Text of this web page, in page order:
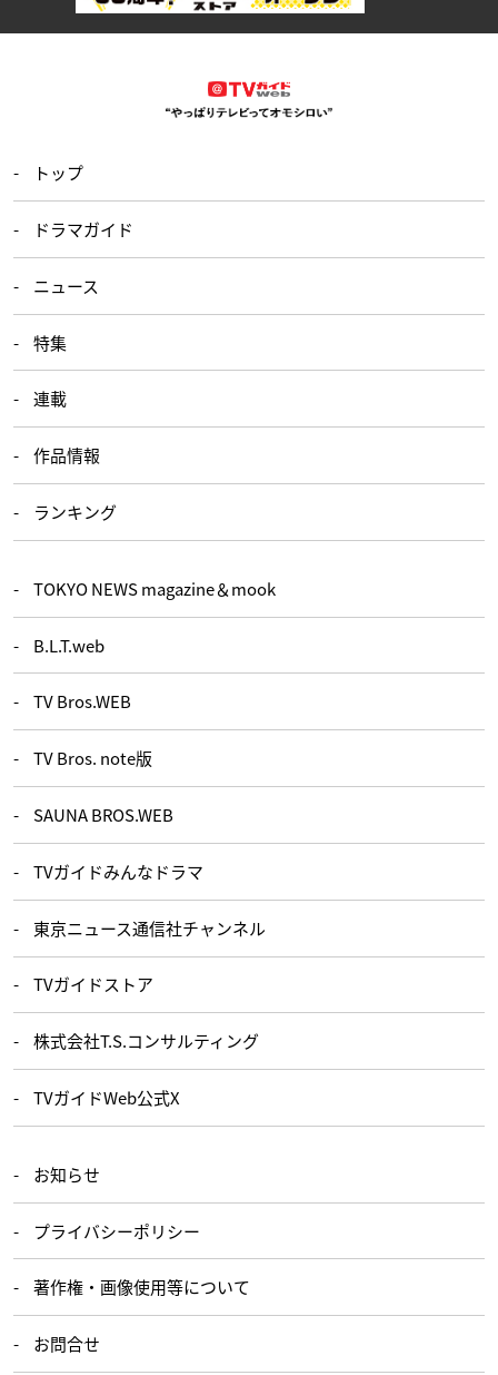
トップ
ドラマガイド
ニュース
特集
連載
作品情報
ランキング
TOKYO NEWS magazine＆mook
B.L.T.web
TV Bros.WEB
TV Bros. note版
SAUNA BROS.WEB
TVガイドみんなドラマ
東京ニュース通信社チャンネル
TVガイドストア
株式会社T.S.コンサルティング
TVガイドWeb公式X
お知らせ
プライバシーポリシー
著作権・画像使用等について
お問合せ